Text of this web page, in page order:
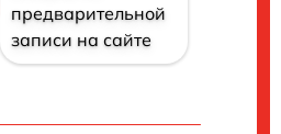
предварительной
записи на сайте